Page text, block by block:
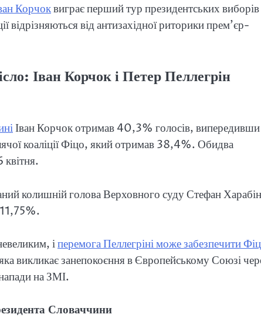
Корчоквиграє перший тур президентських
від антизахідної риторики прем’єр-
Іван Корчок і Петер Пеллегрін
Іван Корчок отримав 40,3% голосів, випередивши
коаліції Фіцо, який отримав 38,4%. Обидва
квітня.
колишній голова Верховного суду Стефан Харабін
11,75%.
іперемога Пеллегріні може забезпечити
викликає занепокоєння в Європейському Союзі
на ЗМІ.
Словаччини